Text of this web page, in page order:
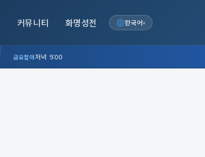
커뮤니티 화명성전 한국어▾
금요철야저녁 9:00